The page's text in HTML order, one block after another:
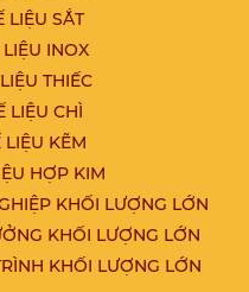
LIỆU SẮT
INOX
THIẾC
LIỆU CHÌ
KẼM
HỢP KIM
KHỐI LƯỢNG LỚN
KHỐI LƯỢNG LỚN
KHỐI LƯỢNG LỚN